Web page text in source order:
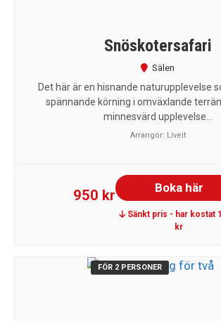
Snöskotersafari
Sälen
Det här är en hisnande naturupplevelse
spännande körning i omväxlande
minnesvärd upplevelse...
Arrangör: Liveit
950 kr Boka här
Sänkt pris - har kostat
kr
FÖR 2 PERSONER